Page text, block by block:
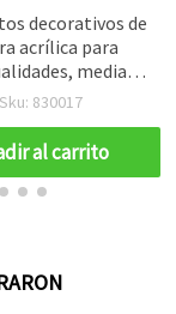
decorativos de
acrílica para
media
x 3 mm, colores
caja
Sku: 830017
al carrito